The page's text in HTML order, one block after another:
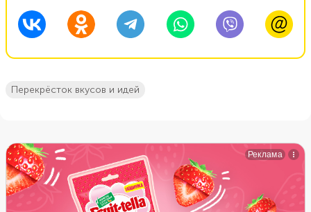
перекрёсток вкусов и идей